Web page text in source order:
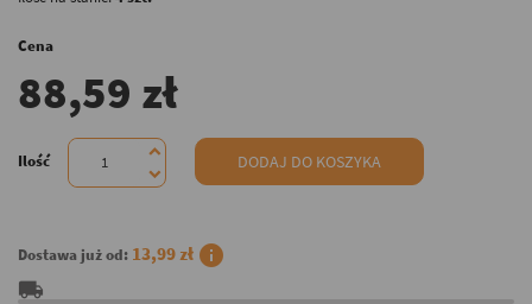
Cena
88,59 zł
Ilość DODAJ DO KOSZYKA
Dostawa już od: 13,99 zł info
local_shipping